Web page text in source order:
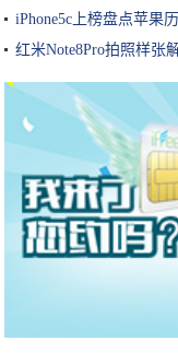
iPhone5c上榜盘点苹果
红米Note8Pro拍照样张